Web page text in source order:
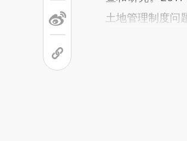
土地管理制度问